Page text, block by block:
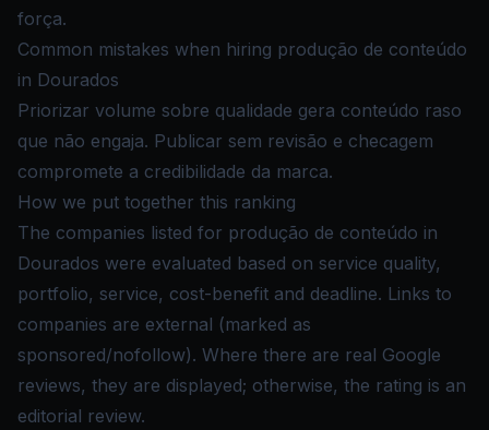
força.
Common mistakes when hiring produção de conteúdo
in Dourados
Priorizar volume sobre qualidade gera conteúdo raso
que não engaja. Publicar sem revisão e checagem
compromete a credibilidade da marca.
How we put together this ranking
The companies listed for produção de conteúdo in
Dourados were evaluated based on service quality,
portfolio, service, cost-benefit and deadline. Links to
companies are external (marked as
sponsored/nofollow). Where there are real Google
reviews, they are displayed; otherwise, the rating is an
editorial review.